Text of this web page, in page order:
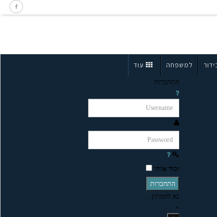
למשפחה עוד
התחברות
זכור אותי
התחברות
נא להמתין...
×